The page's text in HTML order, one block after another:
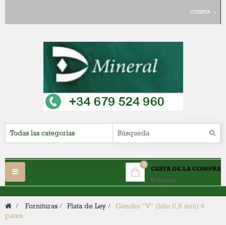
CUENTA
CESTA DE LA COMPRA
0 item(s)
0
Navegación
Toggle
> Fornituras > Plata de Ley > Gancho "V" (hilo 0,8 mm) 5
pares